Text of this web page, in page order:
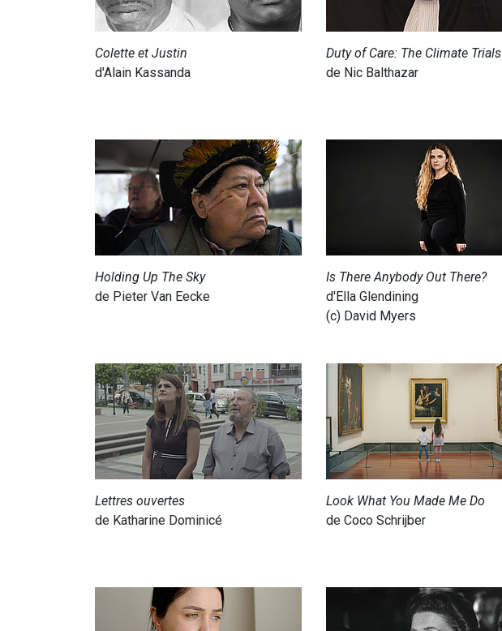
Colette et Justin
d'Alain Kassanda
Duty of Care: The Climate Trials
de Nic Balthazar
Holding Up The Sky
de Pieter Van Eecke
Is There Anybody Out There?
d'Ella Glendining
(c) David Myers
Lettres ouvertes
de Katharine Dominicé
Look What You Made Me Do
de Coco Schrijber